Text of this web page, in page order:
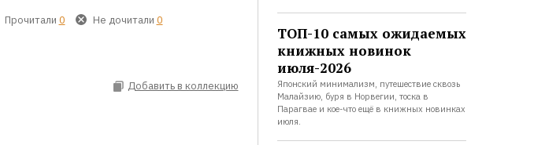
Прочитали 0 Не дочитали 0
Добавить в коллекцию
ТОП-10 самых ожидаемых
книжных новинок
июля-2026
Японский минимализм, путешествие сквозь
Малайзию, буря в Норвегии, тоска в
Парагвае и кое-что ещё в книжных новинках
июля.